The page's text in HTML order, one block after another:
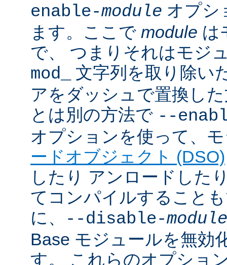
enable-module オプシ
ます。ここで module は
で、 つまりそれはモジ
mod_
文字列を取り除い
アをダッシュで置換し
とは別の方法で --
オプションを使って、
ードオブジェクト (DSO)
したり アンロードした
てコンパイルすること
に、
--disable-module
Base モジュールを無効
す。 これらのオプショ